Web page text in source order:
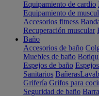
Equipamiento de cardio
Equipamiento de
Accesorios fitness
Recuperación muscular
Baño
Accesorios de baño
Muebles de baño
Espejos de baño
Sanitarios Bañeras
Grifería Grifos para
Seguridad de baño